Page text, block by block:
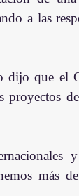
a las
dijo que el
proyectos
más